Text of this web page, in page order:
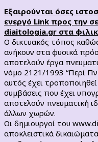
Εξαιρούνται όσες
ενεργό Link προς την
diaitologia.gr στα
Ο δικτυακός τόπος
ανήκουν στα φυσικά
αποτελούν έργα
νόμο 2121/1993 “Περί
αυτός έχει τροποποιηθεί
συμβάσεις που έχει
αποτελούν πνευματική
άλλων χωρών.
Οι δημιουργοί του
αποκλειστικά